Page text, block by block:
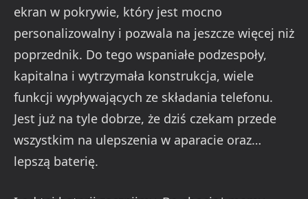
ekran w pokrywie, który jest mocno
personalizowalny i pozwala na jeszcze więcej niż
poprzednik. Do tego wspaniałe podzespoły,
kapitalna i wytrzymała konstrukcja, wiele
funkcji wypływających ze składania telefonu.
Jest już na tyle dobrze, że dziś czekam przede
wszystkim na ulepszenia w aparacie oraz…
lepszą baterię.